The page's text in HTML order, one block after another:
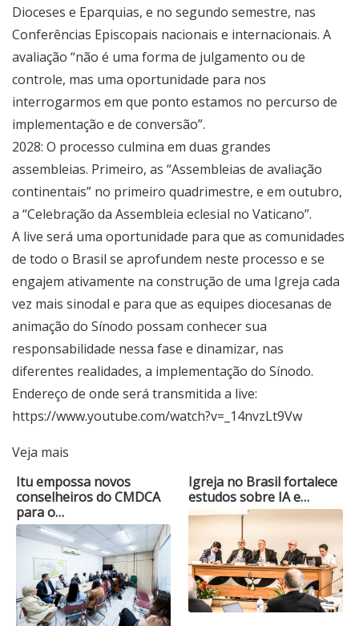
Dioceses e Eparquias, e no segundo semestre, nas
Conferências Episcopais nacionais e internacionais. A
avaliação “não é uma forma de julgamento ou de
controle, mas uma oportunidade para nos
interrogarmos em que ponto estamos no percurso de
implementação e de conversão”.
2028: O processo culmina em duas grandes
assembleias. Primeiro, as “Assembleias de avaliação
continentais” no primeiro quadrimestre, e em outubro,
a “Celebração da Assembleia eclesial no Vaticano”.
A live será uma oportunidade para que as comunidades
de todo o Brasil se aprofundem neste processo e se
engajem ativamente na construção de uma Igreja cada
vez mais sinodal e para que as equipes diocesanas de
animação do Sínodo possam conhecer sua
responsabilidade nessa fase e dinamizar, nas
diferentes realidades, a implementação do Sínodo.
Endereço de onde será transmitida a live:
https://www.youtube.com/watch?v=_14nvzLt9Vw
Veja mais
Itu empossa novos
conselheiros do CMDCA
para o…
Igreja no Brasil fortalece
estudos sobre IA e…